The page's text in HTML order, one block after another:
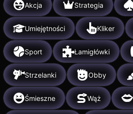
Akcja Strategia
Umiejętności Kliker
Sport Łamigłówki
Strzelanki Obby
Śmieszne Wąż